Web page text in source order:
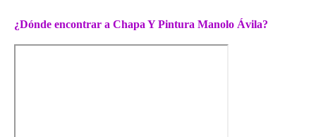
¿Dónde encontrar a Chapa Y Pintura Manolo Ávila?